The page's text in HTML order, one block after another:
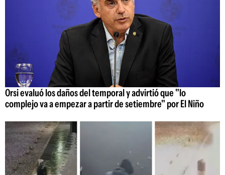
Orsi evaluó los daños del temporal y advirtió que "lo
complejo va a empezar a partir de setiembre" por El Niño